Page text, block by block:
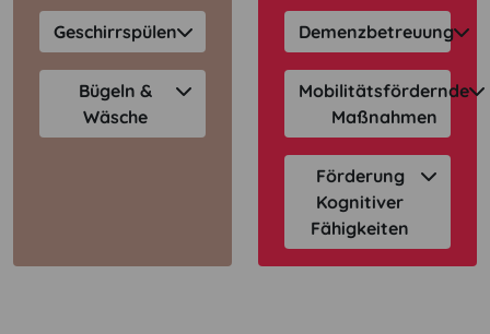
Geschirrspülen
Bügeln &
Wäsche
Demenzbetreuung
Mobilitätsfördernde
Maßnahmen
Förderung
Kognitiver
Fähigkeiten